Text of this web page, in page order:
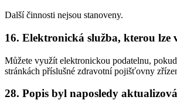
Další činnosti nejsou stanoveny.
16. Elektronická služba, kterou lze
Můžete využít elektronickou podatelnu,
stránkách příslušné zdravotní pojišťovny
28. Popis byl naposledy